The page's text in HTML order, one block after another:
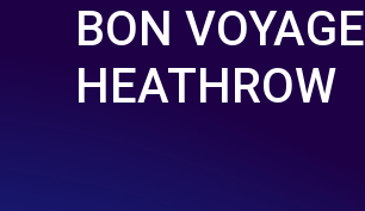
BON VOYAGE
HEATHROW